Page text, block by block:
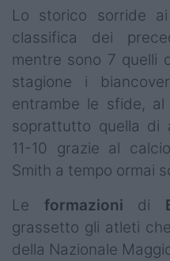
Lo storico sorride
classifica dei
mentre sono 7 quelli
stagione i
entrambe le sfide,
soprattutto quella di
11-10 grazie al
Smith a tempo ormai
Le formazioni di
grassetto gli atleti
della Nazionale